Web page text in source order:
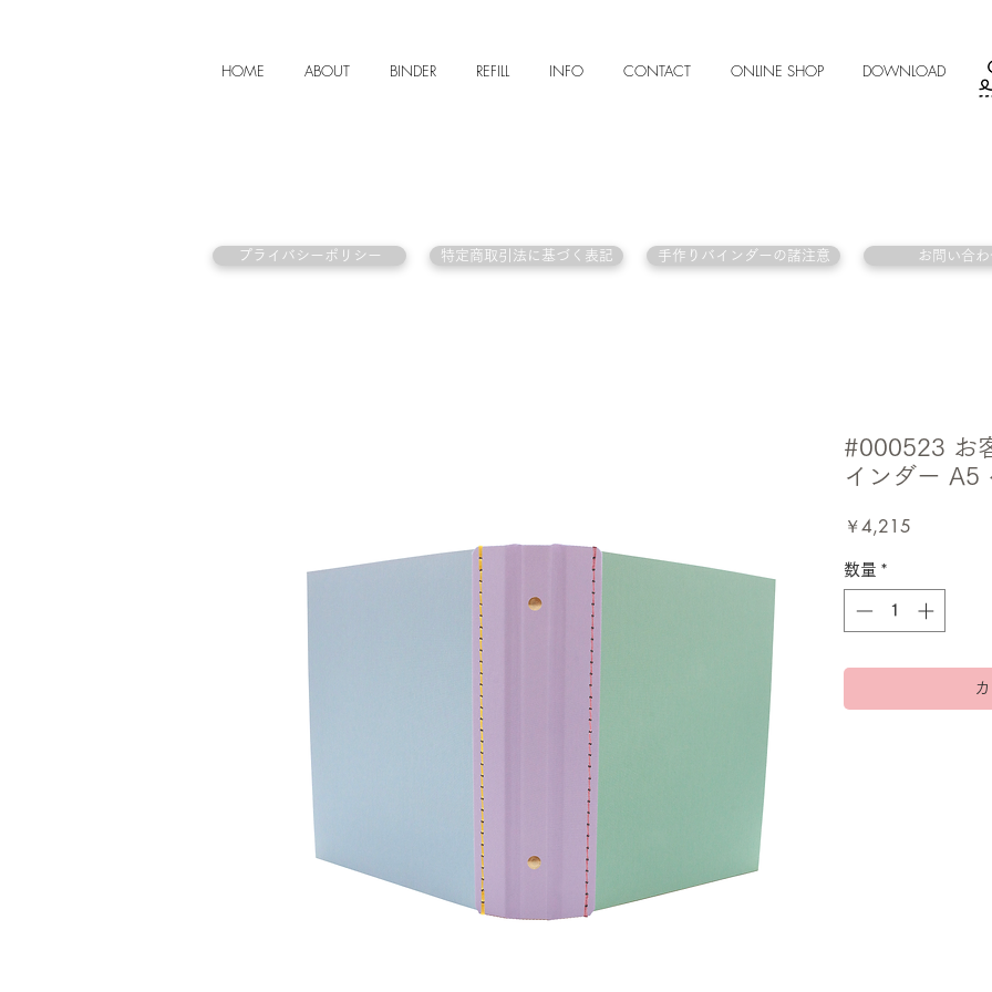
HOME ABOUT BINDER REFILL INFO CONTACT ONLINE SHOP DOWNLOAD
#000523 お
インダー A5
￥4,215
数量 *
プライバシーポリシー 特定商取引法に基づく表記 手作りバインダーの諸注意 お問い合わ